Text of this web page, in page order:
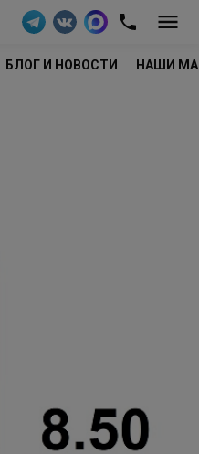
БЛОГ И НОВОСТИ НАШИ